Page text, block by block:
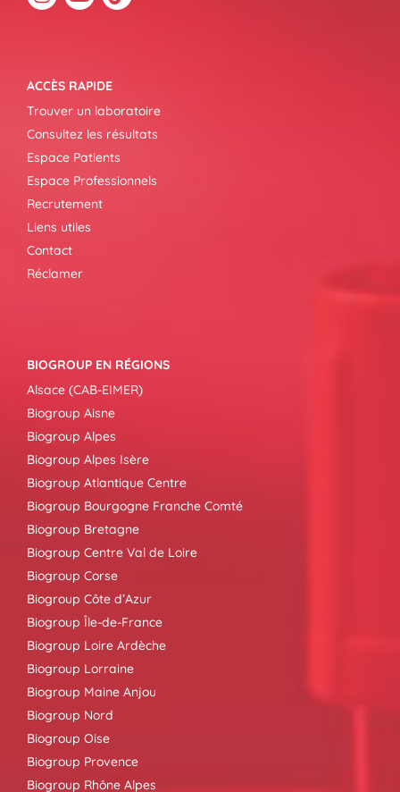
ACCÈS RAPIDE
Trouver un laboratoire
Consultez les résultats
Espace Patients
Espace Professionnels
Recrutement
Liens utiles
Contact
Réclamer
BIOGROUP EN RÉGIONS
Alsace (CAB-EIMER)
Biogroup Aisne
Biogroup Alpes
Biogroup Alpes Isère
Biogroup Atlantique Centre
Biogroup Bourgogne Franche Comté
Biogroup Bretagne
Biogroup Centre Val de Loire
Biogroup Corse
Biogroup Côte d’Azur
Biogroup Île-de-France
Biogroup Loire Ardèche
Biogroup Lorraine
Biogroup Maine Anjou
Biogroup Nord
Biogroup Oise
Biogroup Provence
Biogroup Rhône Alpes